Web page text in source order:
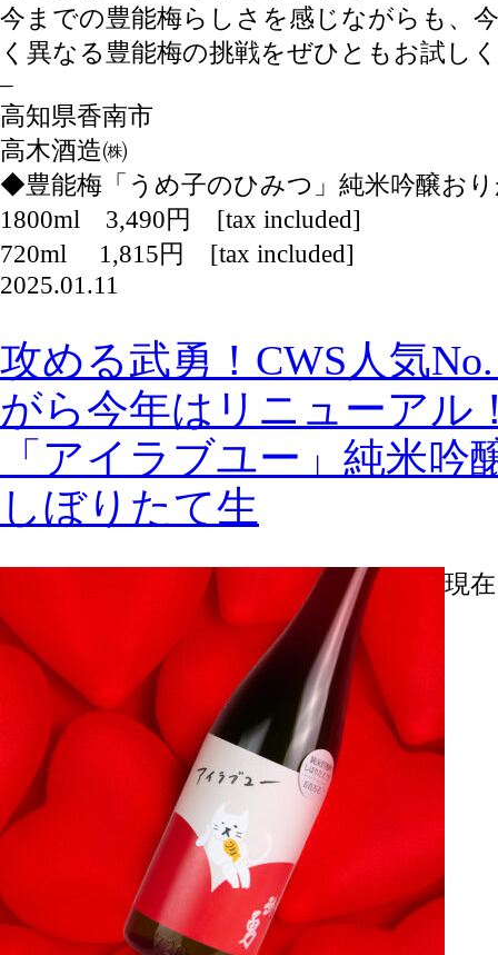
今までの豊能梅らしさを感じながらも、
く異なる豊能梅の挑戦をぜひともお試し
–
高知県香南市
高木酒造㈱
◆豊能梅「うめ子のひみつ」純米吟醸お
1800ml 3,490円 [tax included]
720ml 1,815円 [tax included]
2025.01.11
攻める武勇！CWS人気
がら今年はリニューア
「アイラブユー」純米吟
しぼりたて生
現